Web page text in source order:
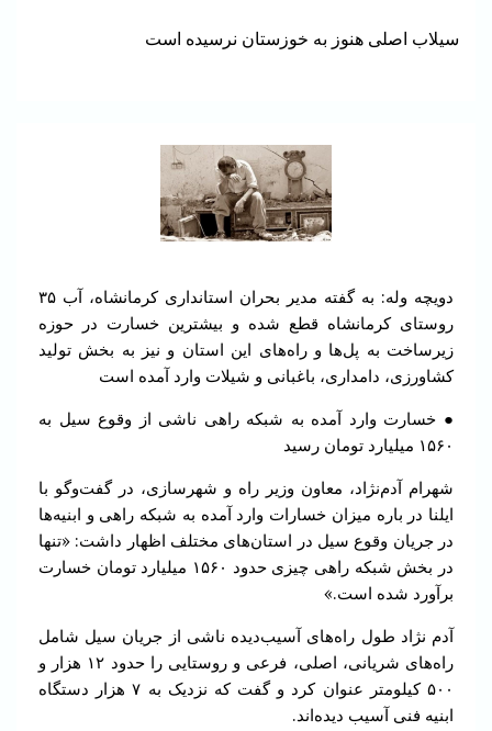
سیلاب اصلی هنوز به خوزستان نرسیده است
دویچه وله: به گفته مدیر بحران استانداری کرمانشاه، آب ۳۵
روستای کرمانشاه قطع شده و بیشترین خسارت در حوزه
زیرساخت به پل‌ها و راه‌های این استان و نیز به بخش تولید
کشاورزی، دامداری، باغبانی و شیلات وارد آمده است
● خسارت وارد آمده به شبکه راهی ناشی از وقوع سیل به
۱۵۶۰ میلیارد تومان رسید
شهرام آدم‌نژاد، معاون وزیر راه و شهرسازی، در گفت‌وگو با
ایلنا در باره میزان خسارات وارد آمده به شبکه راهی و ابنیه‌ها
در جریان وقوع سیل در استان‌های مختلف اظهار داشت: «تنها
در بخش شبکه راهی چیزی حدود ۱۵۶۰ میلیارد تومان خسارت
برآورد شده است.»
آدم نژاد طول راه‌های آسیب‌دیده ناشی از جریان سیل شامل
راه‌های شریانی، اصلی، فرعی و روستایی را حدود ۱۲ هزار و
۵۰۰ کیلومتر عنوان کرد و گفت که نزدیک به ۷ هزار دستگاه
ابنیه فنی آسیب دیده‌اند.